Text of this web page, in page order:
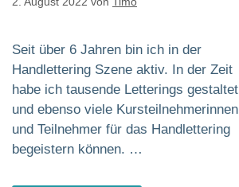
Seit über 6 Jahren bin ich in der
Handlettering Szene aktiv. In der Zeit
habe ich tausende Letterings gestaltet
und ebenso viele Kursteilnehmerinnen
und Teilnehmer für das Handlettering
begeistern können. …